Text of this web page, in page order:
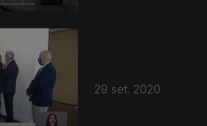
29 set. 2020